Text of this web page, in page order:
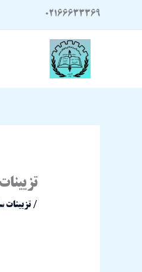
02166633369
/ تزیینات